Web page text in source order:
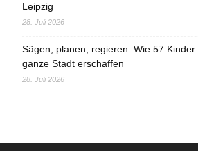
Leipzig
28. Juli 2026
Sägen, planen, regieren: Wie 57
ganze Stadt erschaffen
28. Juli 2026